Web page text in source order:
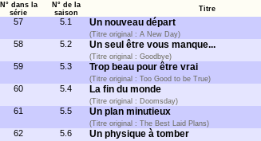
N° dans la
série
N° de la
saison
Titre
57 5.1 Un nouveau départ
(Titre original : A New Day)
58
5.2 Un seul être vous manque...
(Titre original : Goodbye)
59
5.3 Trop beau pour être vrai
(Titre original : Too Good to be True)
60
5.4 La fin du monde
(Titre original : Doomsday)
61
5.5 Un plan minutieux
(Titre original : The Best Laid Plans)
62
5.6 Un physique à tomber